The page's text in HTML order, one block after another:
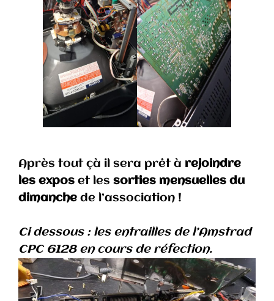
Après tout çà il sera prêt à rejoindre
les expos et lessorties mensuelles du
dimanche de l’association !
Ci dessous : les entrailles de l’Amstrad
CPC 6128 en cours de réfection.